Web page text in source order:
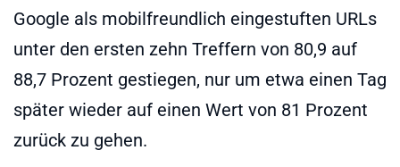
Google als mobilfreundlich eingestuften URLs
unter den ersten zehn Treffern von 80,9 auf
88,7 Prozent gestiegen, nur um etwa einen Tag
später wieder auf einen Wert von 81 Prozent
zurück zu gehen.